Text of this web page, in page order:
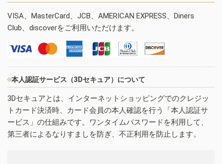
VISA、MasterCard、JCB、AMERICAN EXPRESS、Diners
Club、discoverをご利用いただけます。
本人認証サービス（3Dセキュア）について
3Dセキュアとは、インターネットショッピングでのクレジッ
トカード決済時、カード会員の本人確認を行う「本人認証サ
ービス」の仕組みです。ワンタイムパスワードを利用して、
第三者によるなりすましを防ぎ、不正利用を防止します。